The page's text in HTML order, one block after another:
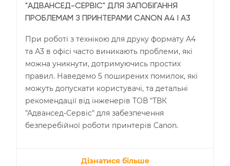
"АДВАНСЕД-СЕРВІС" ДЛЯ ЗАПОБІГАННЯ
ПРОБЛЕМАМ З ПРИНТЕРАМИ CANON А4 І А3
При роботі з технікою для друку формату А4
та А3 в офісі часто виникають проблеми, які
можна уникнути, дотримуючись простих
правил. Наведемо 5 поширених помилок, які
можуть допускати користувачі, та детальні
рекомендації від інженерів ТОВ "ТВК
"Адвансед-Сервіс" для забезпечення
безперебійної роботи принтерів Canon.
Дізнатися більше